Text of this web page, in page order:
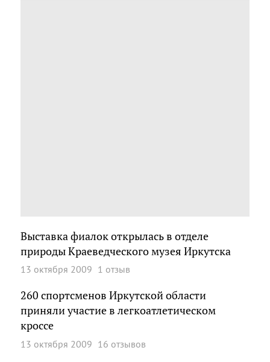
Выставка фиалок открылась в отделе
природы Краеведческого музея Иркутска
13 октября 2009 1 отзыв
260 спортсменов Иркутской области
приняли участие в легкоатлетическом
кроссе
13 октября 2009 16 отзывов